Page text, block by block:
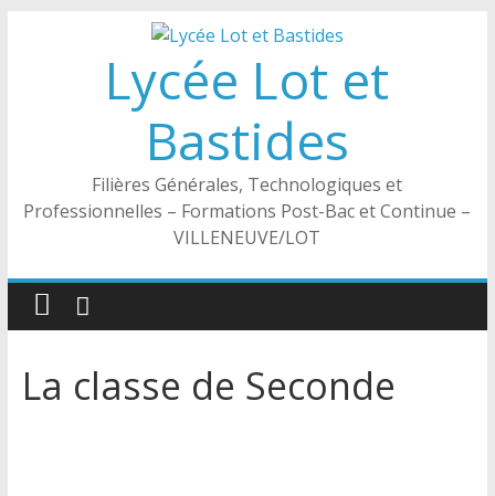
Lycée Lot et
Bastides
Filières Générales, Technologiques et
Professionnelles – Formations Post-Bac et Continue –
VILLENEUVE/LOT
La classe de Seconde